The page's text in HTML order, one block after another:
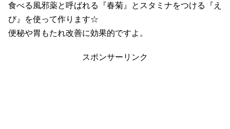
食べる風邪薬と呼ばれる『春菊』とスタミナをつける『え
び』を使って作ります☆
便秘や胃もたれ改善に効果的ですよ。
スポンサーリンク